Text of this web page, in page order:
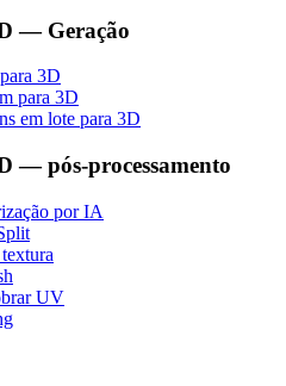
— Geração
3D
para 3D
em lote para 3D
— pós-processamento
por IA
UV